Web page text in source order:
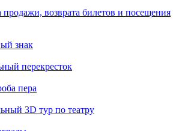
возврата билетов и посещения
знак
перекресток
пера
3D тур по театру